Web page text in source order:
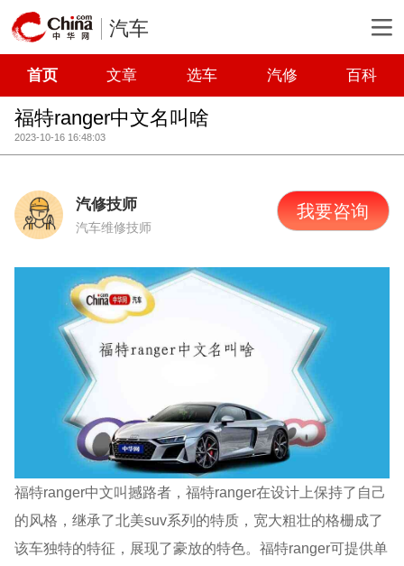
汽车
首页 文章 选车 汽修 百科
福特ranger中文名叫啥
2023-10-16 16:48:03
汽修技师
汽车维修技师
我要咨询
福特ranger中文叫撼路者，福特ranger在设计上保持了自己
的风格，继承了北美suv系列的特质，宽大粗壮的格栅成了
该车独特的特征，展现了豪放的特色。福特ranger可提供单